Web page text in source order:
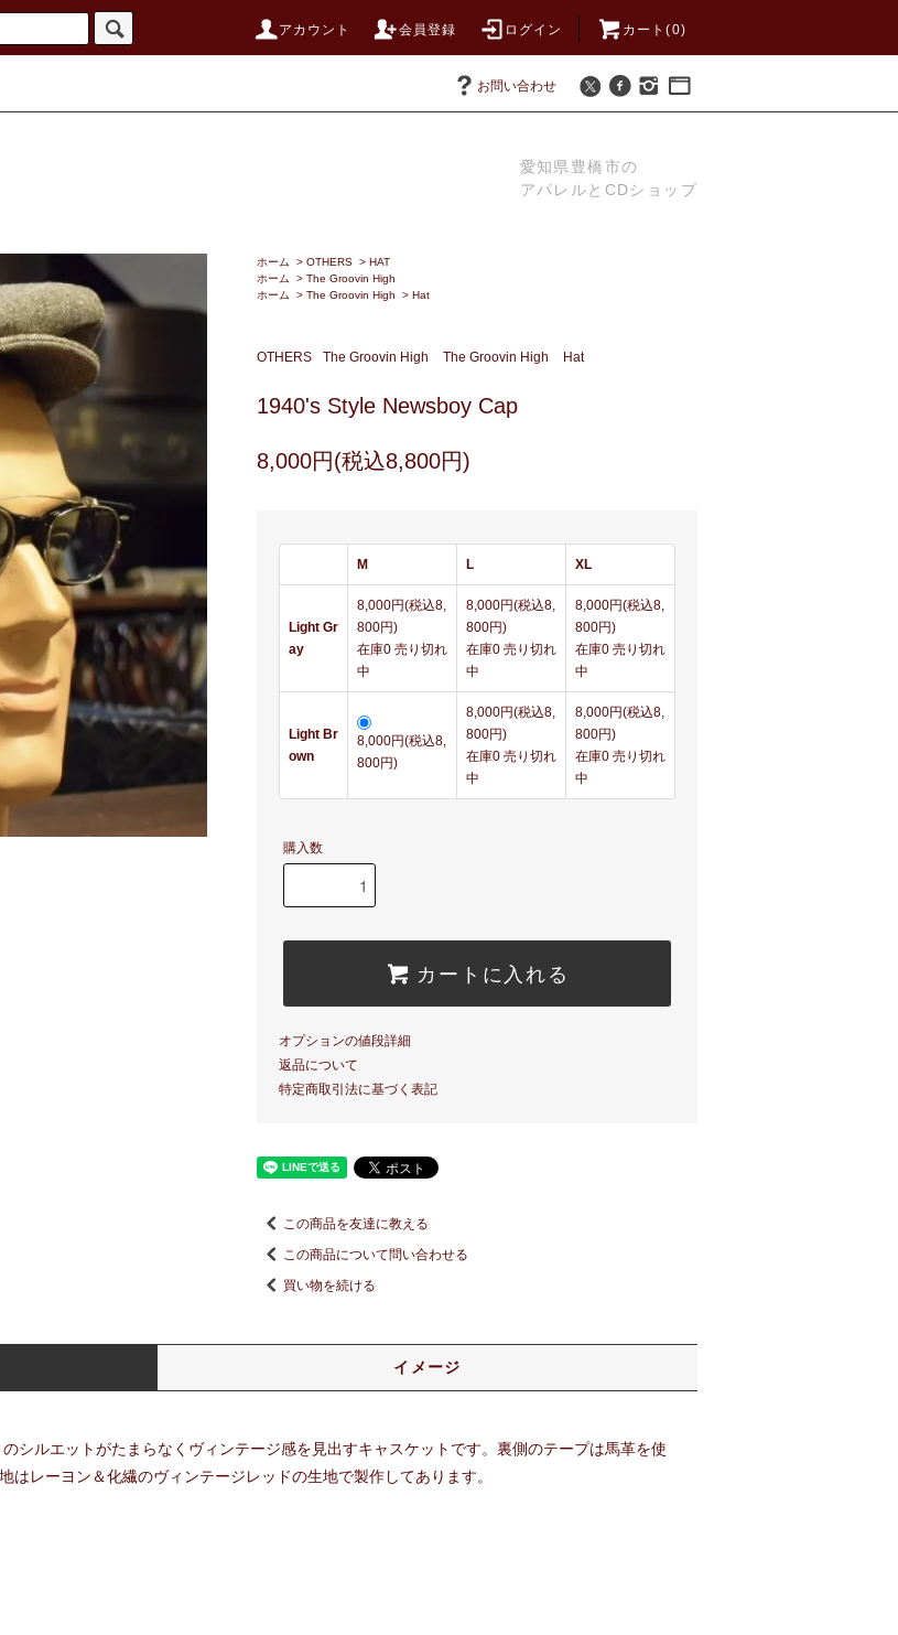
アカウント 会員登録 ログイン カート(0)
お問い合わせ
愛知県豊橋市の
アパレルとCDショップ
ホーム > OTHERS > HAT
ホーム
> The Groovin High
ホーム
> The Groovin High > Hat
OTHERS The Groovin High The Groovin High Hat
1940's Style Newsboy Cap
8,000円(税込8,800円)
M L XL
Light Gr
ay
8,000円(税込8,
800円)
在庫0 売り切れ
中
8,000円(税込8,
800円)
在庫0 売り切れ
中
8,000円(税込8,
800円)
在庫0 売り切れ
中
Light Br
own
8,000円(税込8,
800円)
8,000円(税込8,
800円)
在庫0 売り切れ
中
8,000円(税込8,
800円)
在庫0 売り切れ
中
購入数
カートに入れる
オプションの値段詳細
返品について
特定商取引法に基づく表記
この商品を友達に教える
この商品について問い合わせる
買い物を続ける
イメージ
シルエットがたまらなくヴィンテージ感を見出すキャスケットです。裏側のテープは馬革を使
レーヨン＆化繊のヴィンテージレッドの生地で製作してあります。